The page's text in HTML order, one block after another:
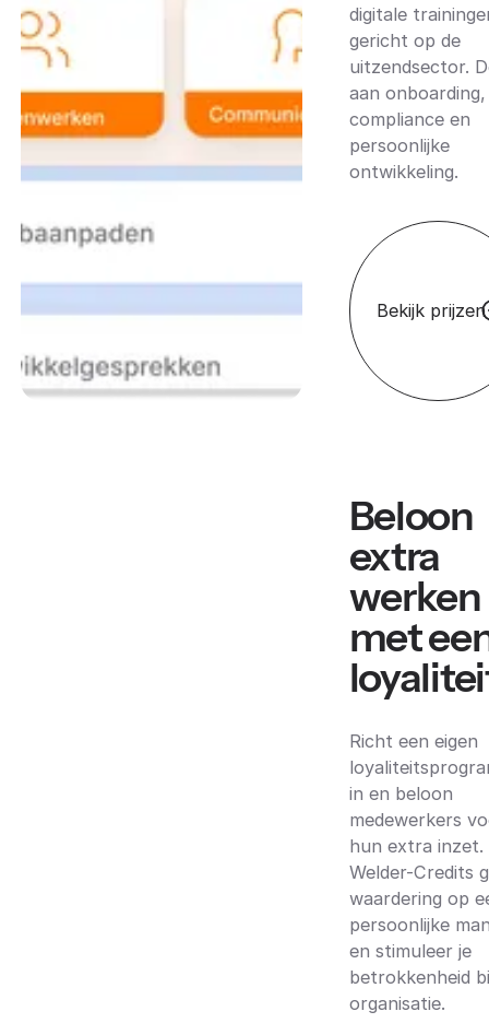
digitale
gericht op de
uitzendsector.
aan onboarding,
compliance en
persoonlijke
ontwikkeling.
Bekijk prijzen
Beloon
extra
werken
met
Richt een eigen
in en beloon
medewerkers
hun extra inzet.
Welder-Credits
waardering op
persoonlijke
en stimuleer je
betrokkenheid
organisatie.